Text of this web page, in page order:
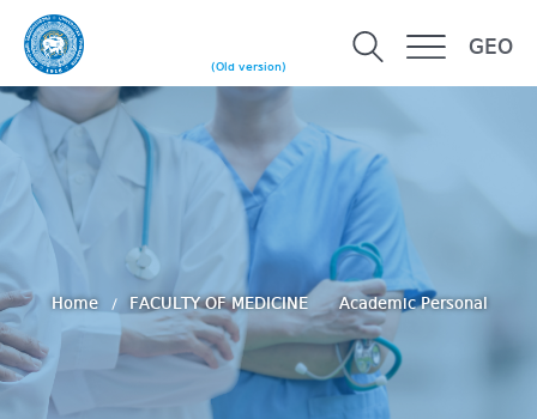
(Old version)
GEO
Home FACULTY OF MEDICINE Academic Personal